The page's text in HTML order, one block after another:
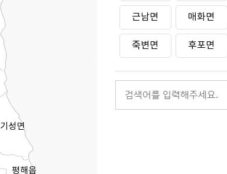
평해읍
기성면
근남면 매화면
죽변면 후포면